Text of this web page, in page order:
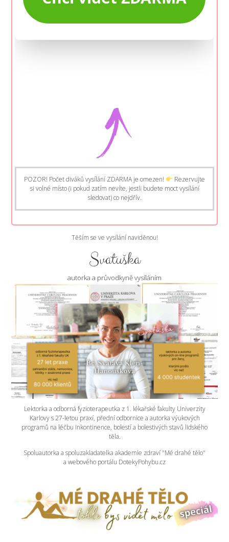
POZOR! Počet diváků vysílání ZDARMA je omezen!
Rezervujte
si volné místo (i pokud zatím nevíte, jestli budete moct vysílání
sledovat) co nejdřív.
Těším se ve vysílání naviděnou!
Svatuška
autorka a průvodkyně vysíláním
Lektorka a odborná fyzioterapeutka z 1. lékařské fakulty Univerzity
Karlovy s 27-letou praxí, přední odbornice a autorka výukových
programů na léčbu inkontinence, bolestí a bolestivých stavů lidského
těla.
Spoluautorka a spoluzakladatelka akademie zdraví "Mé drahé tělo"
a webového portálu DotekyPohybu.cz